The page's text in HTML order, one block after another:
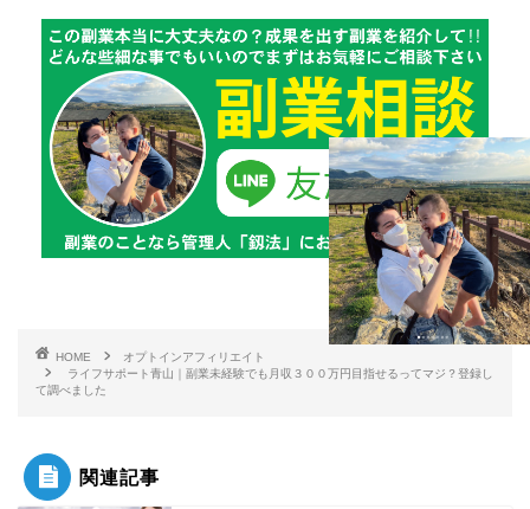
HOME
オプトインアフィリエイト
ライフサポート青山｜副業未経験でも月収３００万円目指せるってマジ？登録し
て調べました
関連記事